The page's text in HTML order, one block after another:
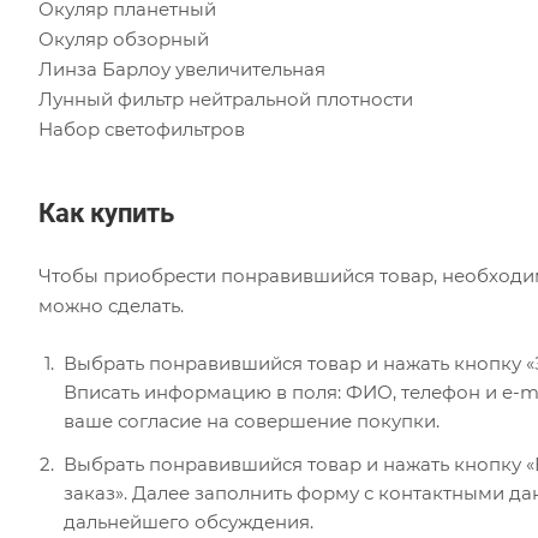
Окуляр планетный
Окуляр обзорный
Линза Барлоу увеличительная
Лунный фильтр нейтральной плотности
Набор светофильтров
Как купить
Чтобы приобрести понравившийся товар,
можно сделать.
Выбрать понравившийся товар и нажать кнопку
Вписать информацию в поля: ФИО, телефон и e-
ваше согласие на совершение покупки.
Выбрать понравившийся товар и нажать кнопку
заказ». Далее заполнить форму с контактными
дальнейшего обсуждения.